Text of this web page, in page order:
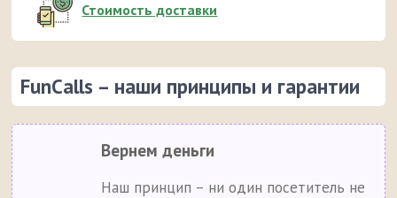
Стоимость доставки
FunCalls – наши принципы и гарантии
Вернем деньги
Наш принцип – ни один посетитель не